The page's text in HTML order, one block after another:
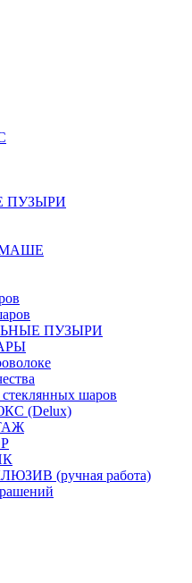
ПУЗЫРИ
МАШЕ
ПУЗЫРИ
шаров
(Delux)
(ручная работа)